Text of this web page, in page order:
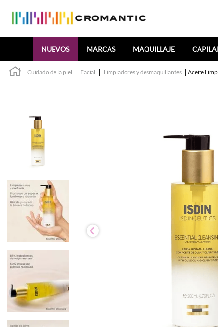
NUEVOS MARCAS MAQUILLAJE
Cuidado de la piel Facial Limpiadores y desmaquillantes Aceite